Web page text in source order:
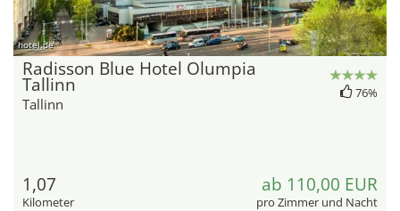
hotel.de
Radisson Blue Hotel Olumpia
Tallinn
Tallinn
76%
1,07
Kilometer
ab 110,00 EUR
pro Zimmer und Nacht